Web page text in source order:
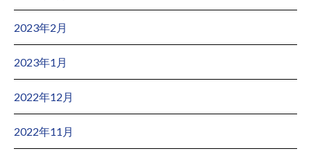
2023年2月
2023年1月
2022年12月
2022年11月